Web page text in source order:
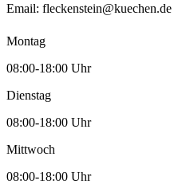
Email: fleckenstein@kuechen.de
Montag
08:00-18:00 Uhr
Dienstag
08:00-18:00 Uhr
Mittwoch
08:00-18:00 Uhr